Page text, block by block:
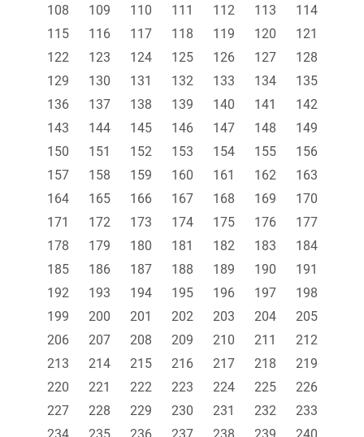
108
109 110 111 112 113
114
115
116 117 118 119 120
121
122
123 124 125 126 127
128
129
130 131 132 133 134
135
136
137 138 139 140 141
142
143
144 145 146 147 148
149
150
151 152 153 154 155
156
157
158 159 160 161 162
163
164
165 166 167 168 169
170
171
172 173 174 175 176
177
178
179 180 181 182 183
184
185
186 187 188 189 190
191
192
193 194 195 196 197
198
199
200 201 202 203 204
205
206
207 208 209 210 211
212
213
214 215 216 217 218
219
220
221 222 223 224 225
226
227
228 229 230 231 232
233